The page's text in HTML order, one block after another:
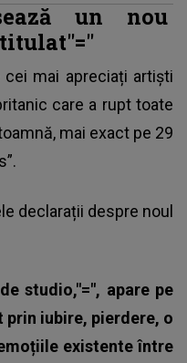
un nou
mai apreciați artiști
care a rupt toate
mai exact pe 29
declarații despre noul
studio,"=", apare pe
iubire, pierdere, o
existente între